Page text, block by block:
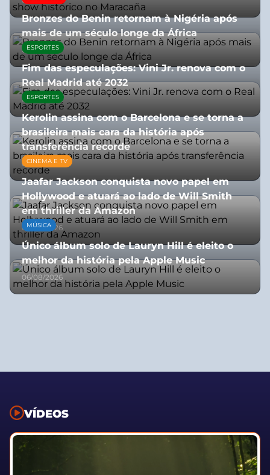
Bronzes do Benin retornam à Nigéria após
mais de um século longe da África
08/07/2026
ESPORTES
Fim das especulações: Vini Jr. renova com o
Real Madrid até 2032
06/08/2026
ESPORTES
Kerolin assina com o Barcelona e se torna a
brasileira mais cara da história após
transferência recorde
04/08/2026
CINEMA E TV
Jaafar Jackson conquista novo papel em
Hollywood e atuará ao lado de Will Smith
em thriller da Amazon
06/08/2026
MÚSICA
Único álbum solo de Lauryn Hill é eleito o
melhor da história pela Apple Music
06/08/2026
VÍDEOS